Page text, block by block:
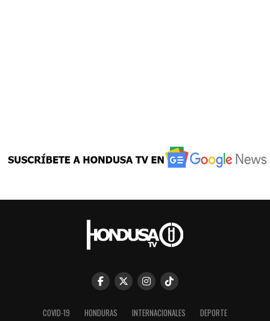
COVID-19 HONDURAS INTERNACIONALES DEPORTE